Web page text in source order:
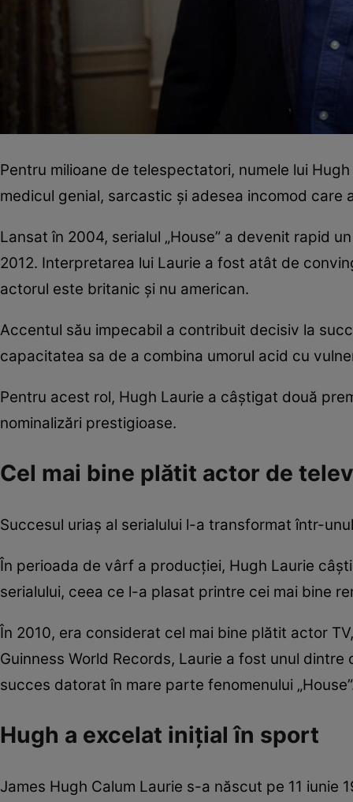
Pentru milioane de telespectatori, numele lui
medicul genial, sarcastic și adesea incomod care
Lansat în 2004, serialul „House” a devenit rapid
2012. Interpretarea lui Laurie a fost atât de
actorul este britanic și nu american.
Accentul său impecabil a contribuit decisiv la
capacitatea sa de a combina umorul acid cu
Pentru acest rol, Hugh Laurie a câștigat două
nominalizări prestigioase.
Cel mai bine plătit actor de
Succesul uriaș al serialului l-a transformat într-
În perioada de vârf a producției, Hugh Laurie
serialului, ceea ce l-a plasat printre cei mai bine
În 2010, era considerat cel mai bine plătit actor
Guinness World Records, Laurie a fost unul
succes datorat în mare parte fenomenului
Hugh a excelat inițial în sport
James Hugh Calum Laurie s-a născut pe 11